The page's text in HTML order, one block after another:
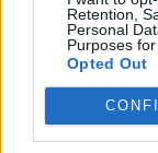
Retention,
Personal
Purposes
Opted Out
μόλις πέντε
τους στην
από τις